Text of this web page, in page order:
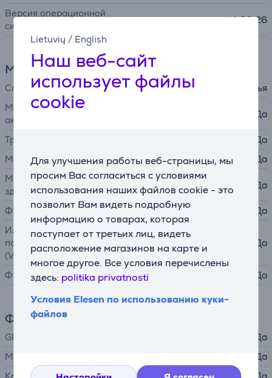
Lietuvių / English
Наш веб-сайт
использует файлы
cookie
Для улучшения работы веб-страницы, мы
просим Вас согласиться с условиями
использования наших файлов cookie - это
позволит Вам видеть подробную
информацию о товарах, которая
поступает от третьих лиц, видеть
расположение магазинов на карте и
многое другое. Все условия перечислены
здесь: politika privatnosti
Условия Elesen по использованию куки-
файлов
Версия операционной
системы
watchOS 26
Мониторинг здоровья и активности
Способ измерения пульса
с запястья
Мониторинг физической
активности
Да
Тренировочные режимы
Да
Мониторинг сна
Да
Мониторинг женского
здоровья
Да
Функции уровня стресса
Да
Измерение максимального
потребления кислорода
(VO2 макс.)
Да
Функции плавания Да
Функции
GPS
Да
Микрофон
Да